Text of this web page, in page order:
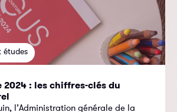
études
2024 : les chiffres-clés du
l’Administration générale de la